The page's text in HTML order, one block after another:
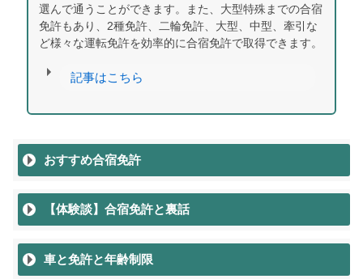
選んで通うことができます。また、大型特殊までの合宿
免許もあり、2種免許、二輪免許、大型、中型、牽引な
ど様々な運転免許を効率的に合宿免許で取得できます。
記事はこちら
おすすめ合宿免許
【体験談】合宿免許と裏話
車と免許と年齢制限